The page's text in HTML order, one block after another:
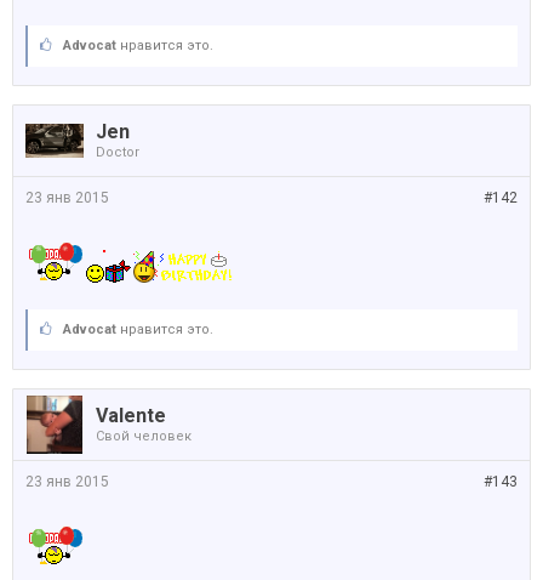
Advocat нравится это.
Jen
Doctor
#142
23 янв 2015
Advocat нравится это.
Valente
Свой человек
#143
23 янв 2015